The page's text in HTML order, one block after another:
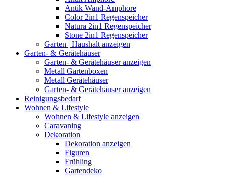
Antik Wand-Amphore
Color 2in1 Regenspeicher
Natura 2in1 Regenspeicher
Stone 2in1 Regenspeicher
Garten | Haushalt anzeigen
Garten- & Gerätehäuser
Garten- & Gerätehäuser anzeigen
Metall Gartenboxen
Metall Gerätehäuser
Garten- & Gerätehäuser anzeigen
Reinigungsbedarf
Wohnen & Lifestyle
Wohnen & Lifestyle anzeigen
Caravaning
Dekoration
Dekoration anzeigen
Figuren
Frühling
Gartendeko